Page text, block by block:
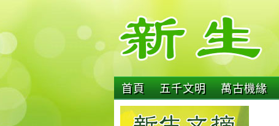
首頁 五千文明 萬古機緣